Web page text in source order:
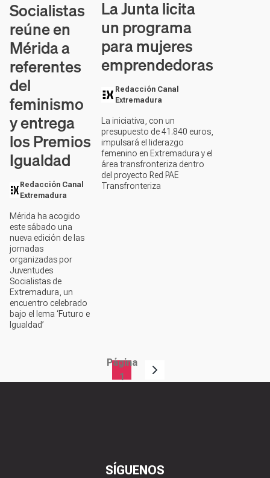
Socialistas
reúne en
Mérida a
referentes
del
feminismo
y entrega
los Premios
Igualdad
Redacción Canal
Extremadura
Mérida ha acogido
este sábado una
nueva edición de las
jornadas
organizadas por
Juventudes
Socialistas de
Extremadura, un
encuentro celebrado
bajo el lema ‘Futuro e
Igualdad’
La Junta licita
un programa
para mujeres
emprendedoras
Redacción Canal
Extremadura
La iniciativa, con un
presupuesto de 41.840 euros,
impulsará el liderazgo
femenino en Extremadura y el
área transfronteriza dentro
del proyecto Red PAE
Transfronteriza
Página
1
SÍGUENOS